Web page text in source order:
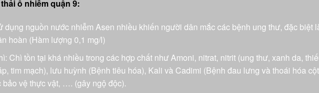
ô nhiễm quận 9:
nguồn nước nhiễm Asen nhiều khiến người dân mắc các bệnh ung thư, đặc biệt
hoàn (Hàm lượng 0,1 mg/l)
Chì tồn tại khá nhiều trong các hợp chất như Amoni, nitrat, nitrit (ung thư, xanh da,
tim mạch), lưu huỳnh (Bệnh tiêu hóa), Kali và Cadimi (Bệnh đau lưng và thoái hóa cột
bảo vệ thực vật, …. (gây ngộ độc).